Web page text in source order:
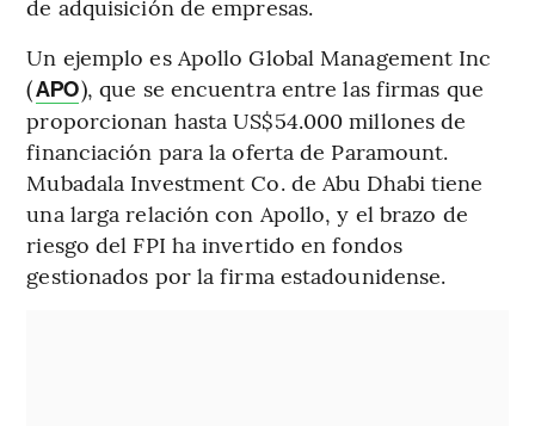
de adquisición de empresas.
Un ejemplo es Apollo Global Management Inc
(APO), que se encuentra entre las firmas que
proporcionan hasta US$54.000 millones de
financiación para la oferta de Paramount.
Mubadala Investment Co. de Abu Dhabi tiene
una larga relación con Apollo, y el brazo de
riesgo del FPI ha invertido en fondos
gestionados por la firma estadounidense.